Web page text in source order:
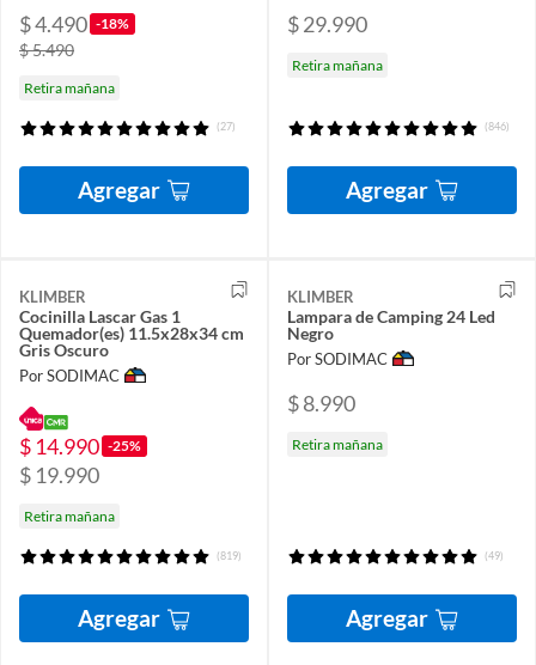
$ 4.490 -18%
$ 5.490
Retira mañana
(27)
Agregar
$ 29.990
Retira mañana
(846)
Agregar
KLIMBER
Cocinilla Lascar Gas 1
Quemador(es) 11.5x28x34 cm
Gris Oscuro
Por SODIMAC
$ 14.990 -25%
$ 19.990
Retira mañana
(819)
Agregar
KLIMBER
Lampara de Camping 24 Led
Negro
Por SODIMAC
$ 8.990
Retira mañana
(49)
Agregar